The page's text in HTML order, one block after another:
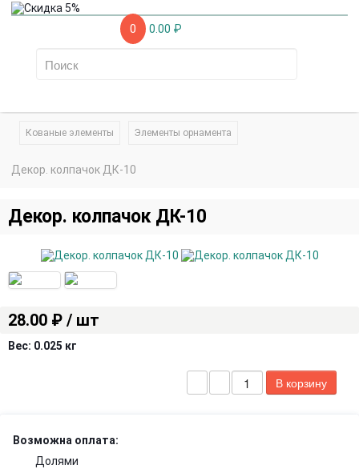
0 0.00 ₽
Кованые элементы Элементы орнамента
Декор. колпачок ДК-10
Декор. колпачок ДК-10
28.00 ₽ / шт
Вес: 0.025 кг
Возможна оплата:
Долями